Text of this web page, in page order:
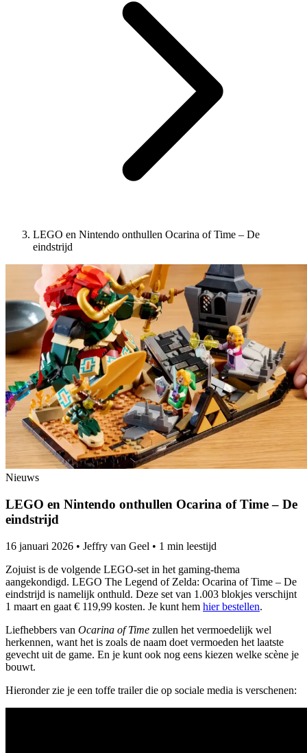
LEGO en Nintendo onthullen Ocarina of Time – De
eindstrijd
Nieuws
LEGO en Nintendo onthullen Ocarina of Time – De
eindstrijd
16 januari 2026 • Jeffry van Geel • 1 min leestijd
Zojuist is de volgende LEGO-set in het gaming-thema
aangekondigd. LEGO The Legend of Zelda: Ocarina of Time – De
eindstrijd is namelijk onthuld. Deze set van 1.003 blokjes verschijnt
1 maart en gaat € 119,99 kosten. Je kunt hem hier bestellen.
Liefhebbers van Ocarina of Time zullen het vermoedelijk wel
herkennen, want het is zoals de naam doet vermoeden het laatste
gevecht uit de game. En je kunt ook nog eens kiezen welke scène je
bouwt.
Hieronder zie je een toffe trailer die op sociale media is verschenen: